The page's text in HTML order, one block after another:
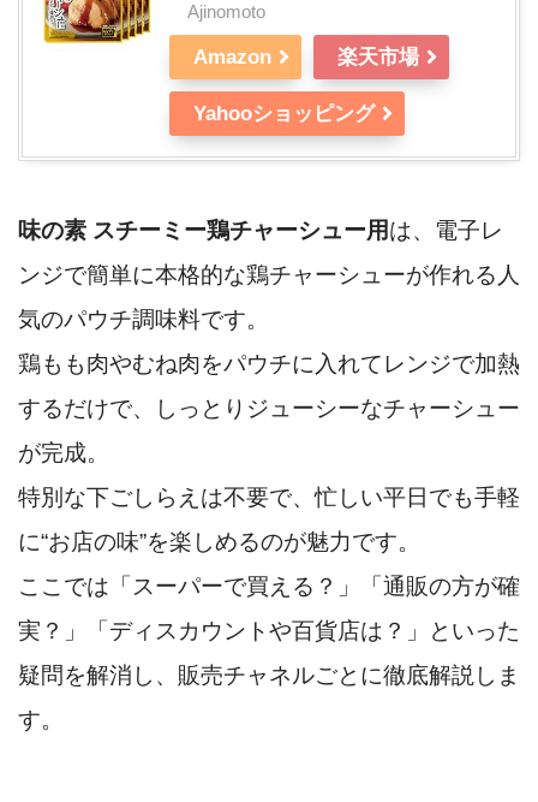
Ajinomoto
Amazon 楽天市場
Yahooショッピング
味の素 スチーミー鶏チャーシュー用は、電子レ
ンジで簡単に本格的な鶏チャーシューが作れる人
気のパウチ調味料です。
鶏もも肉やむね肉をパウチに入れてレンジで加熱
するだけで、しっとりジューシーなチャーシュー
が完成。
特別な下ごしらえは不要で、忙しい平日でも手軽
に“お店の味”を楽しめるのが魅力です。
ここでは「スーパーで買える？」「通販の方が確
実？」「ディスカウントや百貨店は？」といった
疑問を解消し、販売チャネルごとに徹底解説しま
す。